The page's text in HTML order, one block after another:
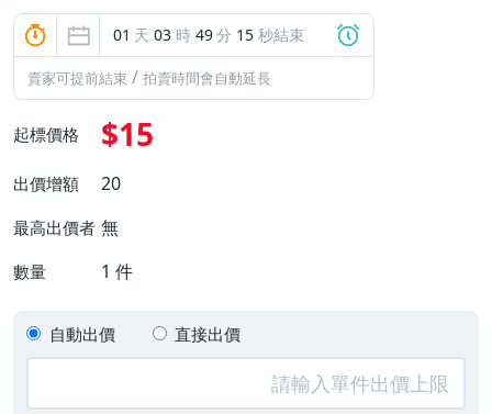
01 天 03 時 49分 14 秒結束
賣家可提前結束 / 拍賣時間會自動延長
起標價格 $15
出價增額 20
最高出價者 無
數量 1 件
自動出價 直接出價